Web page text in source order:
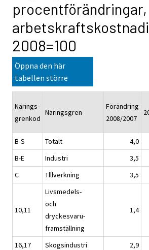
procentförändringar,
2008=100
Öppna den här
tabellen större
Närings-
grenkod
Näringsgren
Förändring
2008/2007
B-S Totalt 4,0
B-E
Industri 3,5
C
Tlllverkning 3,5
10,11
Livsmedels-
och
dryckesvaru-
framställning
1,4
16,17 Skogsindustri 2,9